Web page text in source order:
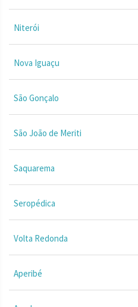
Niterói
Nova Iguaçu
São Gonçalo
São João de Meriti
Saquarema
Seropédica
Volta Redonda
Aperibé